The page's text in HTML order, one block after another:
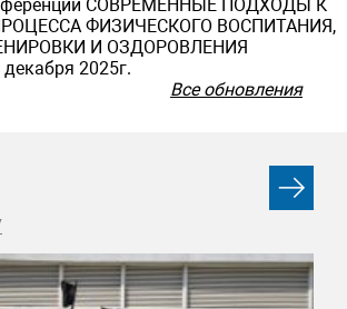
СОВРЕМЕННЫЕ ПОДХОДЫ К
ФИЗИЧЕСКОГО ВОСПИТАНИЯ,
И ОЗДОРОВЛЕНИЯ
2025г.
Все обновления